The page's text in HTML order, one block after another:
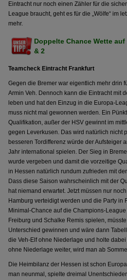
Eintracht nur noch einen Zähler für die
League braucht, geht es für die „Wölfe“ im
mehr.
Doppelte Chance Wette auf
& 2
Teamcheck Eintracht Frankfurt
Gegen die Bremer war eigentlich mehr drin
Armin Veh. Dennoch kann die Eintracht mit
leben und hat den Einzug in die Europa-
muss nicht mal gewonnen werden. Ein
Qualifikation, außer der HSV gewinnt im
gegen Leverkusen. Das wird natürlich nicht
besseren Tordifferenz würde der Aufsteiger
Jahr international spielen. Der Sieg in
wurde vergeben und damit die vorzeitige
in Hessen natürlich rundum zufrieden mit
Dass diese Saison wahrscheinlich mit der
hat niemand erwartet. Jetzt müssen nur
Hamburg verteidigt werden und die Party in
Minimal-Chance auf die Champions-
Freiburg und Schalke Remis spielen,
Unterschied gewinnen und wäre dann
die Veh-Elf ohne Niederlage und holte
ohne Niederlage weiter, wird man ab
Die Heimbilanz der Hessen ist schon
man neunmal, spielte dreimal